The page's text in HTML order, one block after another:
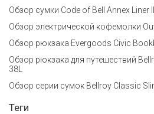
Обзор сумки Code of Bell Annex Liner
Обзор электрической кофемолки
Обзор рюкзака Evergoods Civic
Обзор рюкзака для путешествий
38L
Обзор серии сумок Bellroy Classic
Теги